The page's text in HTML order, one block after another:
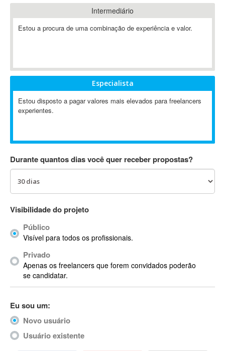
ABAP
Abaqus
ABBYY FineReader
Ableton
Ableton Push
Abstract
AC3
ACID Pro
ACPI
Acrobat
Acrobat X
Acronis
ACT
Actimize
ActionScript
ActionScript 3
Intermediário
Estou a procura de uma combinação de experiência e valor.
Especialista
Estou disposto a pagar valores mais elevados para freelancers
experientes.
Durante quantos dias você quer receber propostas?
Visibilidade do projeto
Público
Visível para todos os profissionais.
Privado
Apenas os freelancers que forem convidados poderão
se candidatar.
Eu sou um:
Novo usuário
Usuário existente